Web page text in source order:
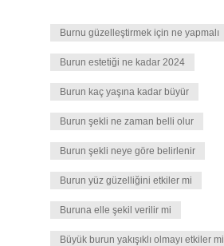
Burnu güzelleştirmek için ne yapmalı
Burun estetiği ne kadar 2024
Burun kaç yaşına kadar büyür
Burun şekli ne zaman belli olur
Burun şekli neye göre belirlenir
Burun yüz güzelliğini etkiler mi
Buruna elle şekil verilir mi
Büyük burun yakışıklı olmayı etkiler mi